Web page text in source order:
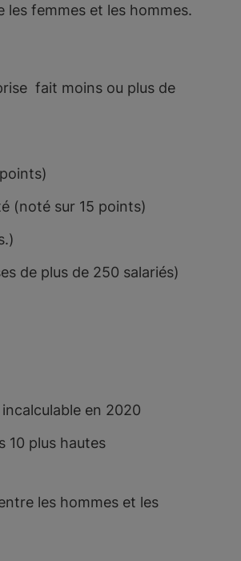
les femmes et les hommes.
fait moins ou plus de
(noté sur 15 points)
de plus de 250 salariés)
en 2020
10 plus hautes
les hommes et les